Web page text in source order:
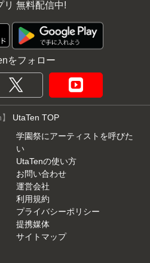
リ 無料配信中!
をフォロー
UtaTen TOP
学園祭にアーティストを呼びた
い
UtaTenの使い方
お問い合わせ
運営会社
利用規約
プライバシーポリシー
提携媒体
サイトマップ